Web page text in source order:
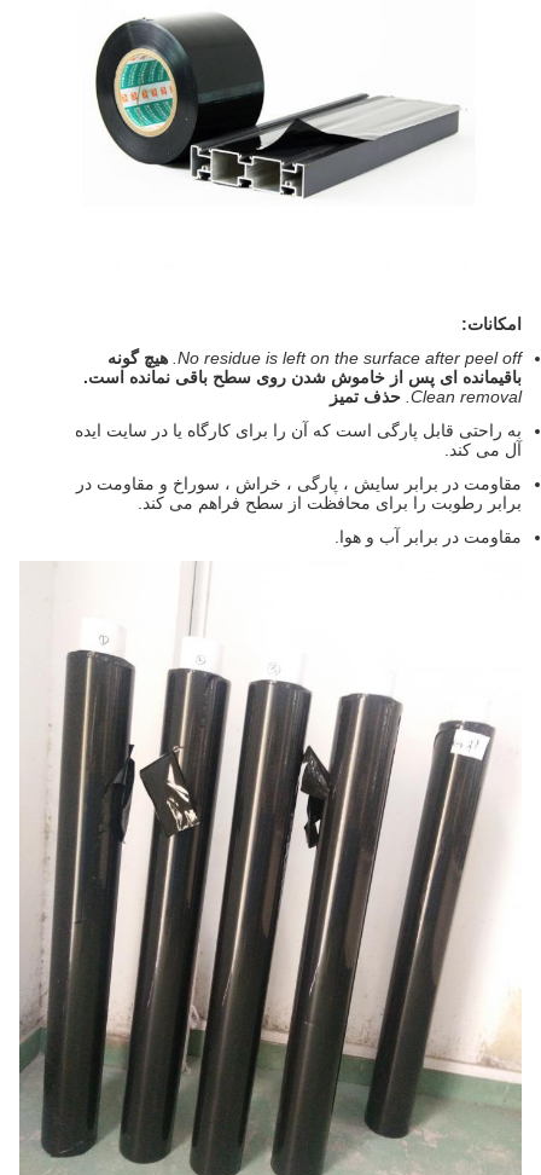
امکانات:
No residue is left on the surface after peel off.
هیچ گونه
باقیمانده ای پس از خاموش شدن روی سطح باقی نمانده است.
Clean removal.
حذف تمیز
به راحتی قابل پارگی است که آن را برای کارگاه یا در سایت ایده
آل می کند.
مقاومت در برابر سایش ، پارگی ، خراش ، سوراخ و مقاومت در
برابر رطوبت را برای محافظت از سطح فراهم می کند.
مقاومت در برابر آب و هوا.